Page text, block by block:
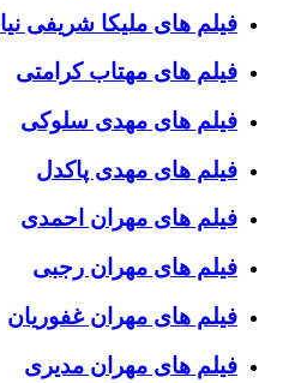
فیلم های ملیکا شریفی نیا
فیلم های مهتاب کرامتی
فیلم های مهدی سلوکی
فیلم های مهدی پاکدل
فیلم های مهران احمدی
فیلم های مهران رجبی
فیلم های مهران غفوریان
فیلم های مهران مدیری